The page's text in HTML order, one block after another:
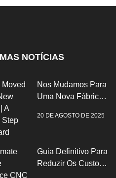
NOTÍCIAS
Nos Mudamos Para
Uma Nova Fábrica |
20 DE AGOSTO DE 2025
Guia Definitivo Para
Reduzir Os Custos